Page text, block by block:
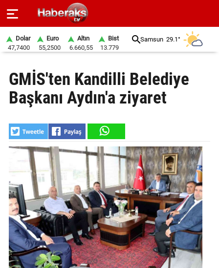
SPOR
YAŞAM
EKONOMİ
BELEDİYELER
SAĞLIK
SİYASET
EĞİTİM
GALERİ
VİDEO
Dolar
47,7400
Euro
55,2500
Altın
6.660,55
Bist
13.779
Samsun 29.1°
GMİS'ten Kandilli Belediye
Başkanı Aydın'a ziyaret